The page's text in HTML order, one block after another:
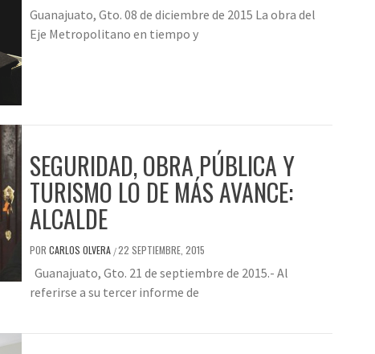
Guanajuato, Gto. 08 de diciembre de 2015 La obra del
Eje Metropolitano en tiempo y
SEGURIDAD, OBRA PÚBLICA Y
TURISMO LO DE MÁS AVANCE:
ALCALDE
POR CARLOS OLVERA /22 SEPTIEMBRE, 2015
Guanajuato, Gto. 21 de septiembre de 2015.- Al
referirse a su tercer informe de